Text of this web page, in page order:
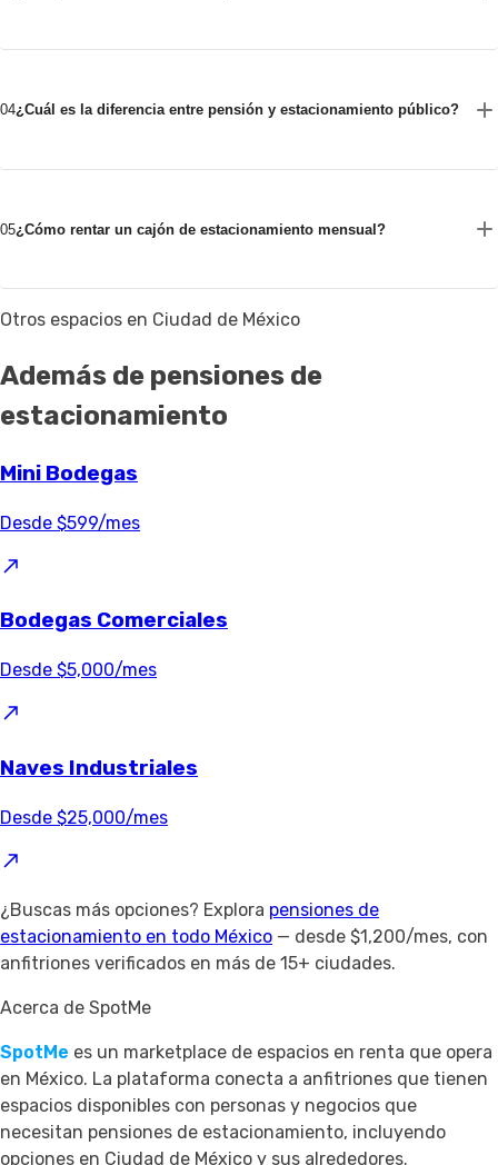
04¿Cuál es la diferencia entre pensión y estacionamiento público?
05¿Cómo rentar un cajón de estacionamiento mensual?
Otros espacios en Ciudad de México
Además de pensiones de
estacionamiento
Mini Bodegas
Desde $599/mes
Bodegas Comerciales
Desde $5,000/mes
Naves Industriales
Desde $25,000/mes
¿Buscas más opciones? Explora pensiones de
estacionamiento en todo México — desde $1,200/mes, con
anfitriones verificados en más de 15+ ciudades.
Acerca de SpotMe
SpotMe es un marketplace de espacios en renta que opera
en México. La plataforma conecta a anfitriones que tienen
espacios disponibles con personas y negocios que
necesitan pensiones de estacionamiento, incluyendo
opciones en Ciudad de México y sus alrededores.